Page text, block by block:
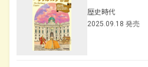
歴史時代
2025.09.18 発売